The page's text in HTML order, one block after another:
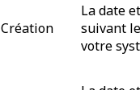
Création
La date
suivant
votre